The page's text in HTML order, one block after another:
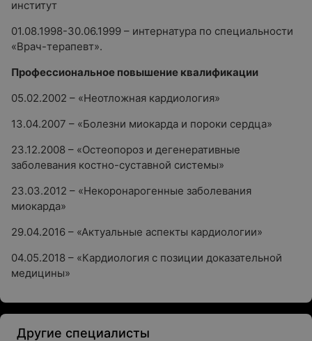
институт
01.08.1998-30.06.1999 – интернатура по специальности
«Врач-терапевт».
Профессиональное повышение квалификации
05.02.2002 – «Неотложная кардиология»
13.04.2007 – «Болезни миокарда и пороки сердца»
23.12.2008 – «Остеопороз и дегенеративные
заболевания костно-суставной системы»
23.03.2012 – «Некоронарогенные заболевания
миокарда»
29.04.2016 – «Актуальные аспекты кардиологии»
04.05.2018 – «Кардиология с позиции доказательной
медицины»
Другие специалисты